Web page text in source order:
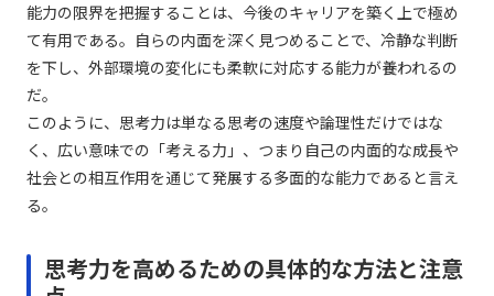
能力の限界を把握することは、今後のキャリアを築く上で極め
て有用である。自らの内面を深く見つめることで、冷静な判断
を下し、外部環境の変化にも柔軟に対応する能力が養われるの
だ。
このように、思考力は単なる思考の速度や論理性だけではな
く、広い意味での「考える力」、つまり自己の内面的な成長や
社会との相互作用を通じて発展する多面的な能力であると言え
る。
思考力を高めるための具体的な方法と注意